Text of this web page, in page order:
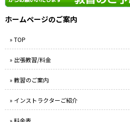
ホームページのご案内
» TOP
» 出張教習/料金
» 教習のご案内
» インストラクターご紹介
» 料金表